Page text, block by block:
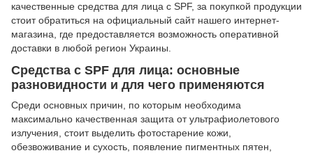
качественные средства для лица с SPF, за покупкой продукции
стоит обратиться на официальный сайт нашего интернет-
магазина, где предоставляется возможность оперативной
доставки в любой регион Украины.
Средства с SPF для лица: основные
разновидности и для чего применяются
Среди основных причин, по которым необходима
максимально качественная защита от ультрафиолетового
излучения, стоит выделить фотостарение кожи,
обезвоживание и сухость, появление пигментных пятен,